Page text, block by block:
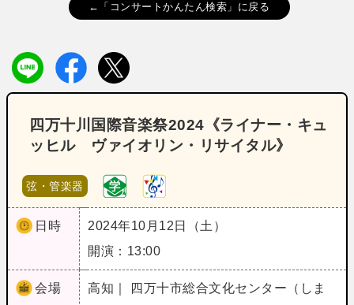
←「コンサートかんたん検索」に戻る
四万十川国際音楽祭2024《ライナー・キュ
ッヒル ヴァイオリン・リサイタル》
弦・管楽器
日時
2024年10月12日（土）
開演：13:00
会場
高知｜ 四万十市総合文化センター（しま